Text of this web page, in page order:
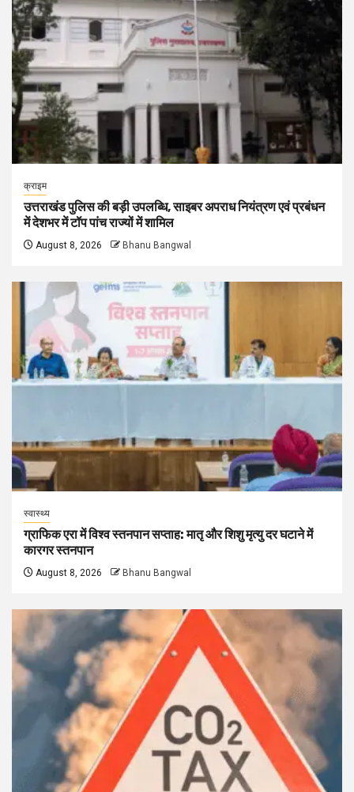
क्राइम
उत्तराखंड पुलिस की बड़ी उपलब्धि, साइबर अपराध नियंत्रण एवं प्रबंधन
में देशभर में टॉप पांच राज्यों में शामिल
August 8, 2026 Bhanu Bangwal
स्वास्थ्य
ग्राफिक एरा में विश्व स्तनपान सप्ताह: मातृ और शिशु मृत्यु दर घटाने में
कारगर स्तनपान
August 8, 2026 Bhanu Bangwal